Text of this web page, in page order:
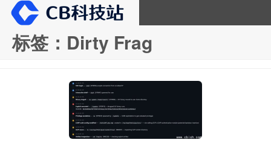
标签：Dirty Frag